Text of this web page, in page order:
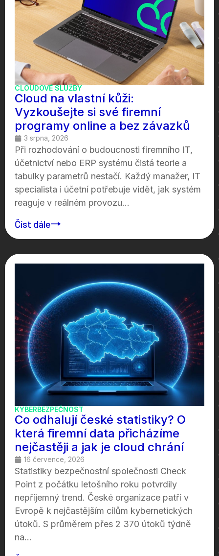
CLOUDOVÉ SLUŽBY
Cloud na vlastní kůži:
Vyzkoušejte si své firemní
programy online a bez závazků
3 srpna, 2026
Při rozhodování o budoucnosti firemního IT,
účetnictví nebo ERP systému čistá teorie a
tabulky parametrů nestačí. Každý manažer, IT
specialista i účetní potřebuje vidět, jak systém
reaguje v reálném provozu...
Číst dále
KYBERBEZPEČNOST
Co odhalují české statistiky? O
která firemní data přicházíme
nejčastěji a jak je cloud chrání
16 července, 2026
Statistiky bezpečnostní společnosti Check
Point z počátku letošního roku potvrdily
nepříjemný trend. České organizace patří v
Evropě k nejčastějším cílům kybernetických
útoků. S průměrem přes 2 370 útoků týdně
na...